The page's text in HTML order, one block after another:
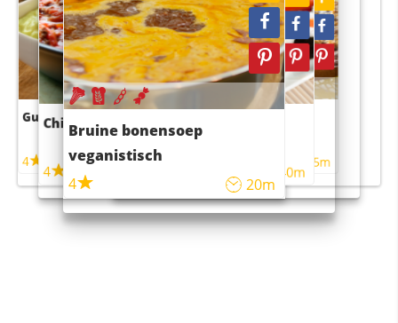
Guacamole
4
Chili con carne
4 45m
Bruine bonensoep
veganistisch
4
20m
Sushi rijstsalade
maaltijdsalade
40m
4 55m